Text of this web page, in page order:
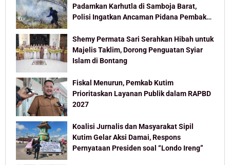
Padamkan Karhutla di Samboja Barat,
Polisi Ingatkan Ancaman Pidana Pembakar
Shemy Permata Sari Serahkan Hibah untuk
Majelis Taklim, Dorong Penguatan Syiar
Islam di Bontang
Fiskal Menurun, Pemkab Kutim
Prioritaskan Layanan Publik dalam RAPBD
2027
Koalisi Jurnalis dan Masyarakat Sipil
Kutim Gelar Aksi Damai, Respons
Pernyataan Presiden soal “Londo Ireng”